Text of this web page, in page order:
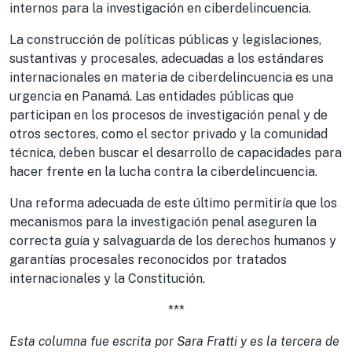
internos para la investigación en ciberdelincuencia.
La construcción de políticas públicas y legislaciones,
sustantivas y procesales, adecuadas a los estándares
internacionales en materia de ciberdelincuencia es una
urgencia en Panamá. Las entidades públicas que
participan en los procesos de investigación penal y de
otros sectores, como el sector privado y la comunidad
técnica, deben buscar el desarrollo de capacidades para
hacer frente en la lucha contra la ciberdelincuencia.
Una reforma adecuada de este último permitiría que los
mecanismos para la investigación penal aseguren la
correcta guía y salvaguarda de los derechos humanos y
garantías procesales reconocidos por tratados
internacionales y la Constitución.
***
Esta columna fue escrita por Sara Fratti y es la tercera de